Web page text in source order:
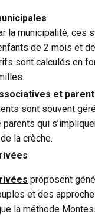
la municipalité, ces
de 2 mois et
sont calculés en
et
sont souvent
qui
la crèche.
proposent
et des
la méthode